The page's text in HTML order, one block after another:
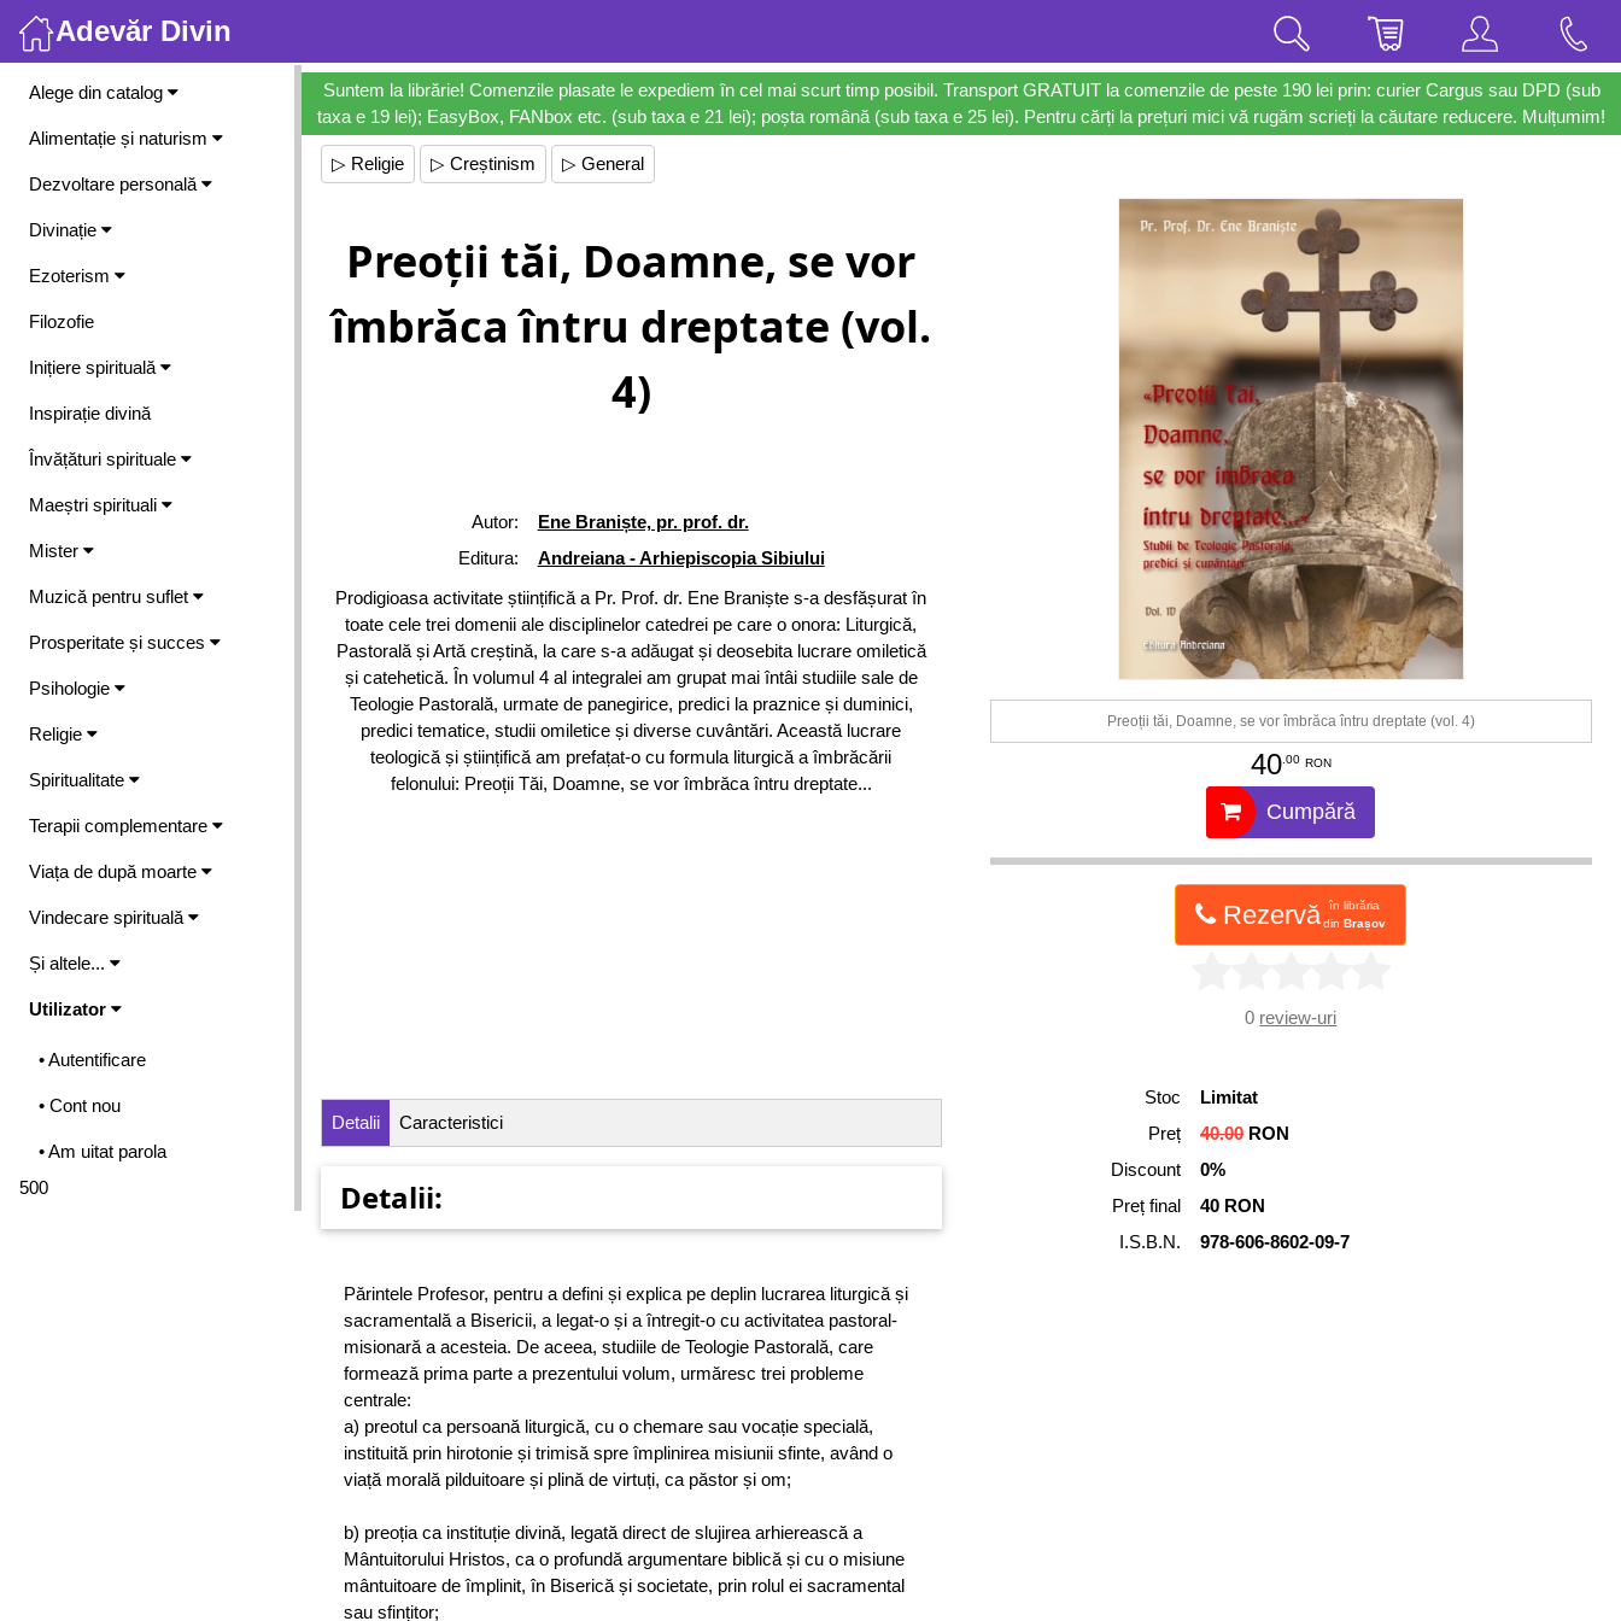
Adevăr Divin
Meniu
Alege din catalog
Alimentație și naturism
Dezvoltare personală
Divinație
Ezoterism
Filozofie
Inițiere spirituală
Inspirație divină
Învățături spirituale
Maeștri spirituali
Mister
Muzică pentru suflet
Prosperitate și succes
Psihologie
Religie
Spiritualitate
Terapii complementare
Viața de după moarte
Vindecare spirituală
Și altele...
Utilizator
• Autentificare
• Cont nou
• Am uitat parola
500
Suntem la librărie! Comenzile plasate le expediem în cel mai scurt timp posibil. Transport GRATUIT la comenzile de peste 190 lei prin: curier Cargus sau DPD (sub
taxa e 19 lei); EasyBox, FANbox etc. (sub taxa e 21 lei); poșta română (sub taxa e 25 lei). Pentru cărți la prețuri mici vă rugăm scrieți la căutare reducere. Mulțumim!
▷ Religie ▷ Creștinism ▷ General
Preoții tăi, Doamne, se vor
îmbrăca întru dreptate (vol.
4)
Autor:
Ene Braniște, pr. prof. dr.
Editura:
Andreiana - Arhiepiscopia Sibiului
Prodigioasa activitate științifică a Pr. Prof. dr. Ene Braniște s-a desfășurat în
toate cele trei domenii ale disciplinelor catedrei pe care o onora: Liturgică,
Pastorală și Artă creștină, la care s-a adăugat și deosebita lucrare omiletică
și catehetică. În volumul 4 al integralei am grupat mai întâi studiile sale de
Teologie Pastorală, urmate de panegirice, predici la praznice și duminici,
predici tematice, studii omiletice și diverse cuvântări. Această lucrare
teologică și științifică am prefațat-o cu formula liturgică a îmbrăcării
felonului: Preoții Tăi, Doamne, se vor îmbrăca întru dreptate...
Preoții tăi, Doamne, se vor îmbrăca întru dreptate (vol. 4)
40.00 RON
Cumpără
Rezervă
în librăria
dinBrașov
0 review-uri
Detalii Caracteristici
Detalii:
Părintele Profesor, pentru a defini și explica pe deplin lucrarea liturgică și
sacramentală a Bisericii, a legat-o și a întregit-o cu activitatea pastoral-
misionară a acesteia. De aceea, studiile de Teologie Pastorală, care
formează prima parte a prezentului volum, urmăresc trei probleme
centrale:
a) preotul ca persoană liturgică, cu o chemare sau vocație specială,
instituită prin hirotonie și trimisă spre împlinirea misiunii sfinte, având o
viață morală pilduitoare și plină de virtuți, ca păstor și om;
b) preoția ca instituție divină, legată direct de slujirea arhierească a
Mântuitorului Hristos, ca o profundă argumentare biblică și cu o misiune
mântuitoare de împlinit, în Biserică și societate, prin rolul ei sacramental
sau sfințitor;
Stoc
Limitat
Preț
40.00RON
Discount
0%
Preț final
40 RON
I.S.B.N.
978-606-8602-09-7